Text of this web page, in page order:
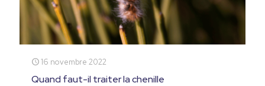
16 novembre 2022
Quand faut-il traiter la chenille